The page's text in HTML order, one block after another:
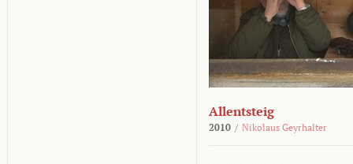
Allentsteig
2010 / Nikolaus Geyrhalter